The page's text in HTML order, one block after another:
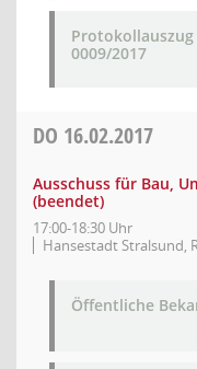
Protokollauszug
0009/2017
DO 16.02.2017
Ausschuss für Bau,
(beendet)
17:00-18:30 Uhr
Hansestadt Stralsund,
Öffentliche